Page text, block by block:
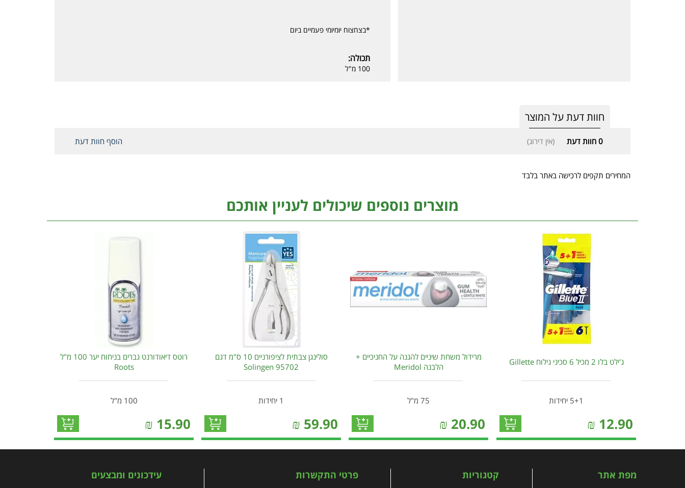
*בצחצוח יומיומי פעמיים ביום
תכולה:
100 מ"ל
חוות דעת על המוצר
0 חוות דעת (אין דירוג) הוסף חוות דעת
המחירים תקפים לרכישה באתר בלבד
מוצרים נוספים שיכולים לעניין אותכם
ג'ילט בלו 2 מכיל 6 סכיני גילוח Gillette
5+1 יחידות
12.90
₪
מרידול משחת שיניים להגנה על החניכיים +
הלבנה Meridol
75 מ"ל
20.90
₪
סולינגן צבתית לציפורניים 10 ס"מ דגם
95702 Solingen
1 יחידות
59.90
₪
רוטס דיאודורנט גברים בניחוח יער 100 מ"ל
Roots
100 מ"ל
15.90
₪
מפת אתר קטגוריות פרטי התקשרות עידכונים ומבצעים